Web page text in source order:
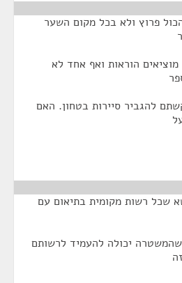
פרוץ ולא בכל מקום השער
הוראות ואף אחד לא
להגביר סיירות בטחון. האם
שכל רשות מקומית בתיאום עם
יכולה להעמיד לרשותם